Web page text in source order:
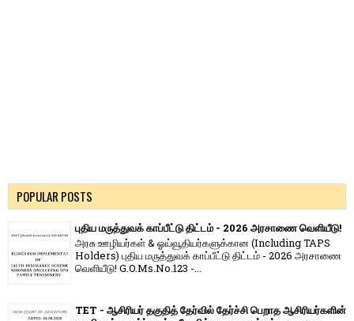
POPULAR POSTS
புதிய மருத்துவக் காப்பீட்டு திட்டம் - 2026 அரசாணை வெளியீடு!
அரசு ஊழியர்கள் & ஓய்வூதியர்களுக்கான (Including TAPS
Holders) புதிய மருத்துவக் காப்பீட்டு திட்டம் - 2026 அரசாணை
வெளியீடு! G.O.Ms.No.123 -...
TET - ஆசிரியர் தகுதித் தேர்வில் தேர்ச்சி பெறாத ஆசிரியர்களின்